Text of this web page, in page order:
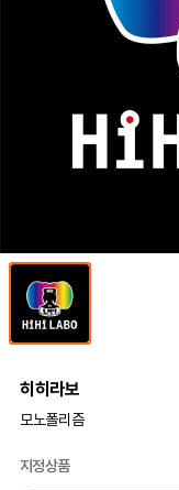
히히라보
모노폴리즘
지정상품